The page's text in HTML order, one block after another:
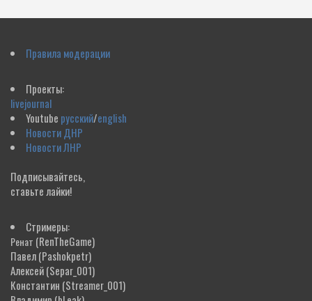
Правила модерации
Проекты:
livejournal
Youtube русский/english
Новости ДНР
Новости ЛНР
Подписывайтесь,
ставьте лайки!
Стримеры:
Ренат (RenTheGame)
Павел(Pashokpetr)
Алексей(Separ_001)
Константин (Streamer_001)